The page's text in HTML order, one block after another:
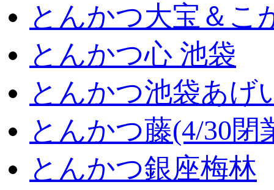
とんかつ大宝＆こ
とんかつ心 池袋
とんかつ池袋あげ
とんかつ藤(4/30閉
とんかつ銀座梅林